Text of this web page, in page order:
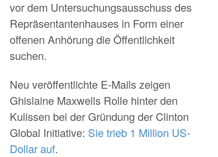
vor dem Untersuchungsausschuss des
Repräsentantenhauses in Form einer
offenen Anhörung die Öffentlichkeit
suchen.
Neu veröffentlichte E-Mails zeigen
Ghislaine Maxwells Rolle hinter den
Kulissen bei der Gründung der Clinton
Global Initiative: Sie trieb 1 Million US-
Dollar auf.